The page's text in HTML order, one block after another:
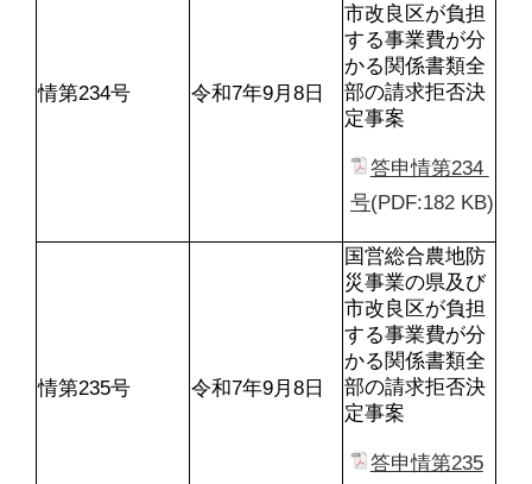
情第234号 令和7年9月8日
市改良区が負担
する事業費が分
かる関係書類全
部の請求拒否決
定事案
答申情第234
号(PDF:182 KB)
情第235号 令和7年9月8日
国営総合農地防
災事業の県及び
市改良区が負担
する事業費が分
かる関係書類全
部の請求拒否決
定事案
答申情第235